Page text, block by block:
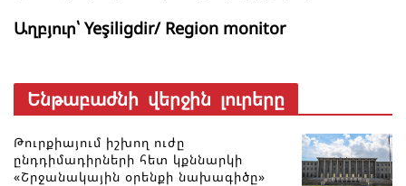
Աղբյուր՝ Yeşiligdir/ Region monitor
Ենթաբաժնի վերջին լուրերը
Թուրքիայում իշխող ուժը
ընդդիմադիրների հետ կքննարկի
«Շրջանակային օրենքի նախագիծը»